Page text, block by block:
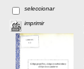
seleccionar
imprimir